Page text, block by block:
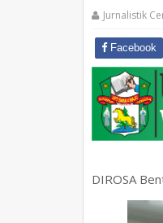
Jurnalistik
Facebook
DIROSA